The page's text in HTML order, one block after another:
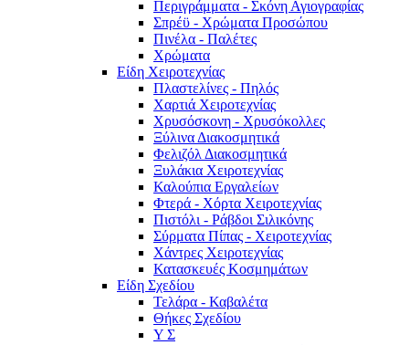
Περιγράμματα - Σκόνη Αγιογραφίας
Σπρέϋ - Χρώματα Προσώπου
Πινέλα - Παλέτες
Χρώματα
Είδη Χειροτεχνίας
Πλαστελίνες - Πηλός
Χαρτιά Χειροτεχνίας
Χρυσόσκονη - Χρυσόκoλλες
Ξύλινα Διακοσμητικά
Φελιζόλ Διακοσμητικά
Ξυλάκια Χειροτεχνίας
Καλούπια Εργαλείων
Φτερά - Χόρτα Xειροτεχνίας
Πιστόλι - Ράβδοι Σιλικόνης
Σύρματα Πίπας - Χειροτεχνίας
Χάντρες Χειροτεχνίας
Κατασκευές Κοσμημάτων
Είδη Σχεδίου
Τελάρα - Καβαλέτα
Θήκες Σχεδίου
Υ Σ